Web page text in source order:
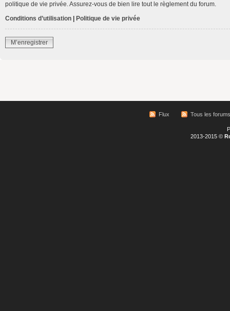
politique de vie privée. Assurez-vous de bien lire tout le règlement du forum.
Conditions d’utilisation
Politique de vie privée
M’enregistrer
Flux Tous les forums
2013-2015 ©